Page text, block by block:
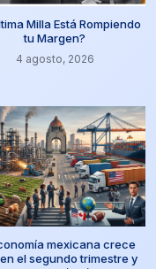
Milla Está Rompiendo
tu Margen?
4 agosto, 2026
mexicana crece
el segundo trimestre y